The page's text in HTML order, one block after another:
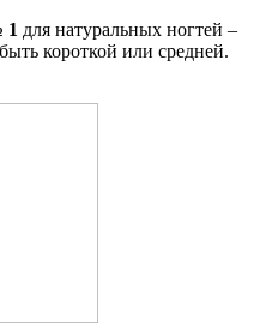
для натуральных ногтей –
короткой или средней.